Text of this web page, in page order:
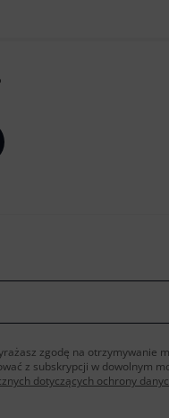
zgodę na otrzymywanie
z subskrypcji w dowolnym
dotyczących ochrony